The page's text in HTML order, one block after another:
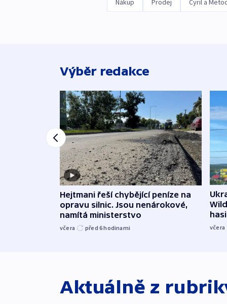
Nákup Prodej Cyril a
Výběr redakce
Hejtmani řeší chybějící peníze na
opravu silnic. Jsou nenárokové,
namítá ministerstvo
včera před 6hodinami včera
Aktuálně z